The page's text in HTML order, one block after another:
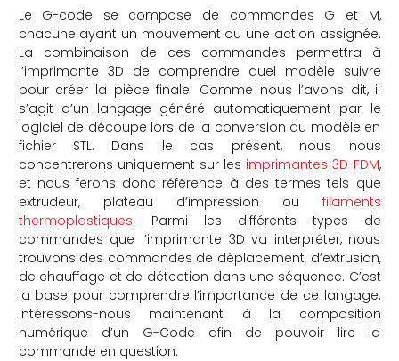
Le G-code se compose de commandes G et M,
chacune ayant un mouvement ou une action assignée.
La combinaison de ces commandes permettra à
l’imprimante 3D de comprendre quel modèle suivre
pour créer la pièce finale. Comme nous l’avons dit, il
s’agit d’un langage généré automatiquement par le
logiciel de découpe lors de la conversion du modèle en
fichier STL. Dans le cas présent, nous nous
concentrerons uniquement sur les imprimantes 3D FDM,
et nous ferons donc référence à des termes tels que
extrudeur, plateau d’impression ou filaments
thermoplastiques. Parmi les différents types de
commandes que l’imprimante 3D va interpréter, nous
trouvons des commandes de déplacement, d’extrusion,
de chauffage et de détection dans une séquence. C’est
la base pour comprendre l’importance de ce langage.
Intéressons-nous maintenant à la composition
numérique d’un G-Code afin de pouvoir lire la
commande en question.